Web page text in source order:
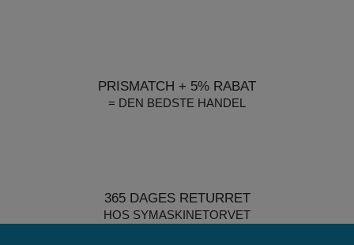
PRISMATCH + 5% RABAT
= DEN BEDSTE HANDEL
365 DAGES RETURRET
HOS SYMASKINETORVET